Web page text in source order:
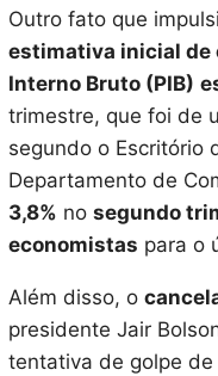
Outro fato que
estimativa inicial de
Interno Bruto (PIB)
trimestre, que foi de
segundo o Escritório
Departamento de
3,8% no segundo
economistas para o
Além disso, o
presidente Jair
tentativa de golpe